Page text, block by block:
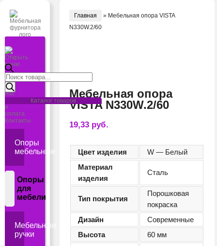
Открыть
меню
Главная
О
нас
и
оплата
Контакты
Опоры
мебельные
Опоры
для
мебели
Мебельные
ручки
Поиск
товаров
Каталог товаров
Главная » Мебельная опора VISTA
N330W.2/60
Мебельная опора
VISTA N330W.2/60
19,33 руб.
Цвет изделия
W — Белый
Материал
изделия
Сталь
Тип покрытия
Порошковая
покраска
Дизайн
Современные
Высота
60 мм